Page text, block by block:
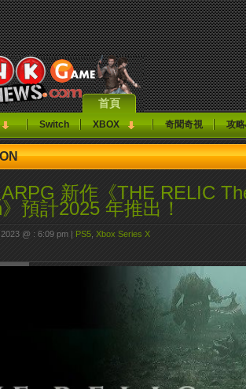
首頁
Switch XBOX 奇聞奇視 攻
新作《THE RELIC
預計2025 年推出！
@ : 6:09 pm | PS5 Xbox Series X